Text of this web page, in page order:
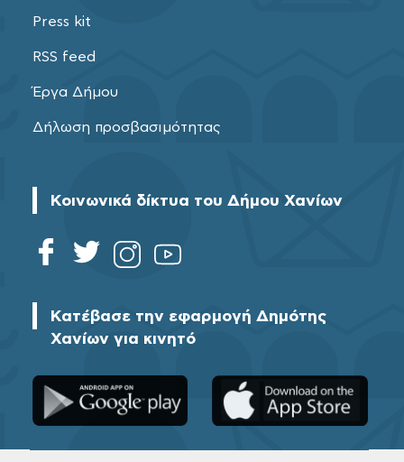
Press kit
RSS feed
Έργα Δήμου
Δήλωση προσβασιμότητας
Κοινωνικά δίκτυα του Δήμου Χανίων
Κατέβασε την εφαρμογή Δημότης
Χανίων για κινητό